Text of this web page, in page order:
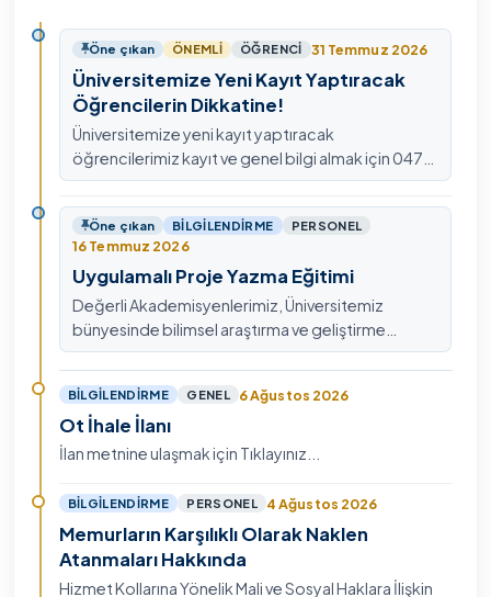
Öne çıkan ÖNEMLI ÖĞRENCI 31 Temmuz 2026
Üniversitemize Yeni Kayıt Yaptıracak
Öğrencilerin Dikkatine!
Üniversitemize yeni kayıt yaptıracak
öğrencilerimiz kayıt ve genel bilgi almak için 0478
211 75 75 Dahili: 1913 nolu telefondan
ulaşabilirsiniz.
Öne çıkan BILGILENDIRME PERSONEL
16 Temmuz 2026
Uygulamalı Proje Yazma Eğitimi
Değerli Akademisyenlerimiz, Üniversitemiz
bünyesinde bilimsel araştırma ve geliştirme
kültürünü güçlendirmek, ulusal ve uluslararası fon
mekanizmala…
BILGILENDIRME GENEL 6 Ağustos 2026
Ot İhale İlanı
İlan metnine ulaşmak için Tıklayınız...
BILGILENDIRME PERSONEL 4 Ağustos 2026
Memurların Karşılıklı Olarak Naklen
Atanmaları Hakkında
Hizmet Kollarına Yönelik Mali ve Sosyal Haklara İlişkin